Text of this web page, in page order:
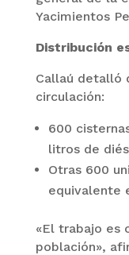
Yacimientos
Distribución
Callaú detalló
circulación:
600
litros de
Otras 600
equivalente
«El trabajo es
población»,